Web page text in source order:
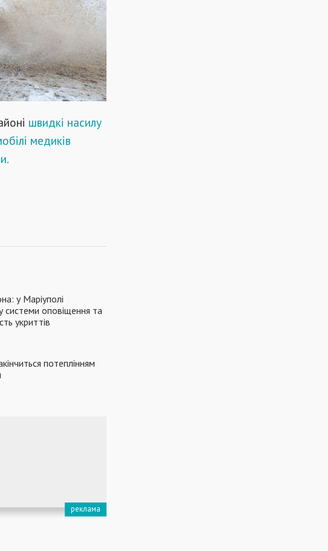
швидкі насилу
медиків
у Маріуполі
оповіщення та
укриттів
потеплінням